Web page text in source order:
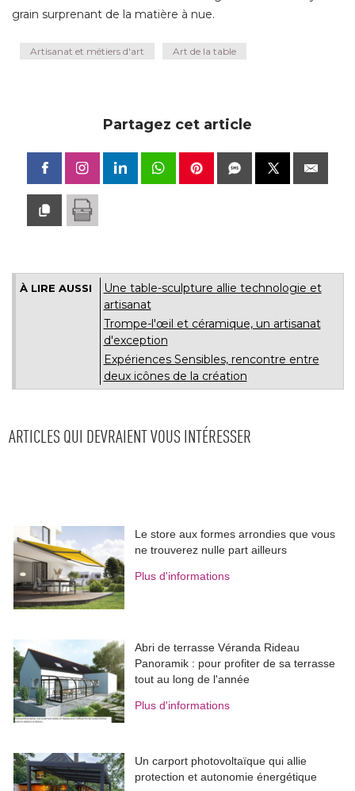
grain surprenant de la matière à nue.
Artisanat et métiers d'art Art de la table
Partagez cet article
À LIRE AUSSI
Une table-sculpture allie technologie et
artisanat
Trompe-l'œil et céramique, un artisanat
d'exception
Expériences Sensibles, rencontre entre
deux icônes de la création
ARTICLES QUI DEVRAIENT VOUS INTÉRESSER
Le store aux formes arrondies que vous
ne trouverez nulle part ailleurs
Plus d'informations
Abri de terrasse Véranda Rideau
Panoramik : pour profiter de sa terrasse
tout au long de l'année
Plus d'informations
Un carport photovoltaïque qui allie
protection et autonomie énergétique